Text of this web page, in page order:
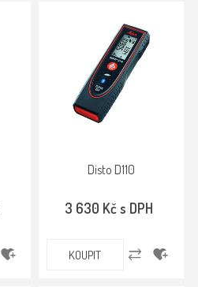
Disto D110
3 630 Kč s DPH
KOUPIT